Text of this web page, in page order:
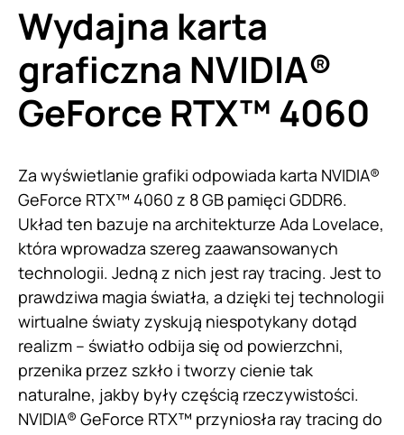
Wydajna karta
graficzna NVIDIA®
GeForce RTX™ 4060
Za wyświetlanie grafiki odpowiada karta NVIDIA®
GeForce RTX™ 4060 z 8 GB pamięci GDDR6.
Układ ten bazuje na architekturze Ada Lovelace,
która wprowadza szereg zaawansowanych
technologii. Jedną z nich jest ray tracing. Jest to
prawdziwa magia światła, a dzięki tej technologii
wirtualne światy zyskują niespotykany dotąd
realizm – światło odbija się od powierzchni,
przenika przez szkło i tworzy cienie tak
naturalne, jakby były częścią rzeczywistości.
NVIDIA® GeForce RTX™ przyniosła ray tracing do